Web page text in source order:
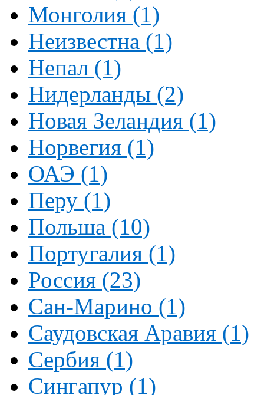
Монголия (1)
Неизвестна (1)
Непал (1)
Нидерланды (2)
Новая Зеландия (1)
Норвегия (1)
ОАЭ (1)
Перу (1)
Польша (10)
Португалия (1)
Россия (23)
Сан-Марино (1)
Саудовская Аравия (1)
Сербия (1)
Сингапур (1)